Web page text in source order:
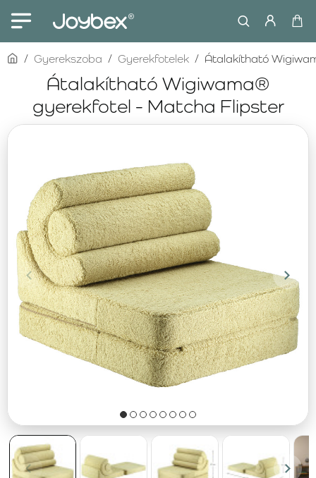
Átalakítható Wigiwama®
gyerekfotel - Matcha Flipster
homeGyerekszoba Gyerekfotelek Átalakítható